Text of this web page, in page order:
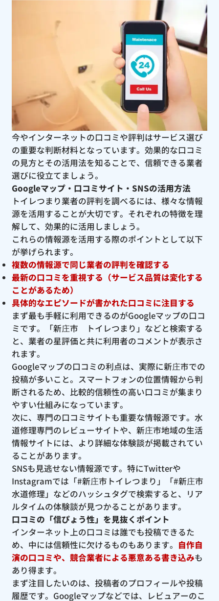
今やインターネットの口コミや評判はサービス選び
の重要な判断材料となっています。効果的な口コミ
の見方とその活用法を知ることで、信頼できる業者
選びに役立てましょう。
Googleマップ・口コミサイト・SNSの活用方法
トイレつまり業者の評判を調べるには、様々な情報
源を活用することが大切です。それぞれの特徴を理
解して、効果的に活用しましょう。
これらの情報源を活用する際のポイントとして以下
が挙げられます。
複数の情報源で同じ業者の評判を確認する
最新の口コミを重視する（サービス品質は変化する
ことがあるため）
具体的なエピソードが書かれた口コミに注目する
まず最も手軽に利用できるのがGoogleマップの口コ
ミです。「新庄市 トイレつまり」などと検索する
と、業者の星評価と共に利用者のコメントが表示さ
れます。
Googleマップの口コミの利点は、実際に新庄市での
投稿が多いこと。スマートフォンの位置情報から判
断されるため、比較的信頼性の高い口コミが集まり
やすい仕組みになっています。
次に、専門の口コミサイトも重要な情報源です。水
道修理専門のレビューサイトや、新庄市地域の生活
情報サイトには、より詳細な体験談が掲載されてい
ることがあります。
SNSも見逃せない情報源です。特にTwitterや
Instagramでは「#新庄市トイレつまり」「#新庄市
水道修理」などのハッシュタグで検索すると、リア
ルタイムの体験談が見つかることがあります。
口コミの「信ぴょう性」を見抜くポイント
インターネット上の口コミは誰でも投稿できるた
め、中には信頼性に欠けるものもあります。 自作自
演の口コミや、競合業者による悪意ある書き込みも
あり得ます。
まず注目したいのは、投稿者のプロフィールや投稿
履歴です。Googleマップなどでは、レビュアーのこ